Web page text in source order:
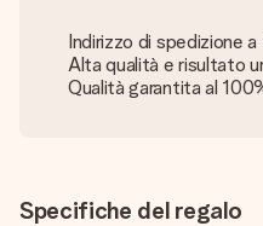
Indirizzo di spedizione
Alta qualità e risultato
Qualità garantita al
Specifiche del regalo